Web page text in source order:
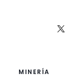
MINERÍA